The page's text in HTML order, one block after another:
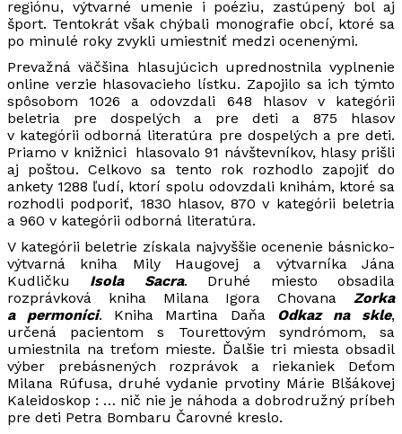
regiónu, výtvarné umenie i poéziu, zastúpený bol aj
šport. Tentokrát však chýbali monografie obcí, ktoré sa
po minulé roky zvykli umiestniť medzi ocenenými.
Prevažná väčšina hlasujúcich uprednostnila vyplnenie
online verzie hlasovacieho lístku. Zapojilo sa ich týmto
spôsobom 1026 a odovzdali 648 hlasov v kategórii
beletria pre dospelých a pre deti a 875 hlasov
v kategórii odborná literatúra pre dospelých a pre deti.
Priamo v knižnici hlasovalo 91 návštevníkov, hlasy prišli
aj poštou. Celkovo sa tento rok rozhodlo zapojiť do
ankety 1288 ľudí, ktorí spolu odovzdali knihám, ktoré sa
rozhodli podporiť, 1830 hlasov, 870 v kategórii beletria
a 960 v kategórii odborná literatúra.
V kategórii beletrie získala najvyššie ocenenie básnicko-
výtvarná kniha Mily Haugovej a výtvarníka Jána
Kudličku Isola Sacra. Druhé miesto obsadila
rozprávková kniha Milana Igora Chovana Zorka
a permoníci. Kniha Martina Daňa Odkaz na skle,
určená pacientom s Tourettovým syndrómom, sa
umiestnila na treťom mieste. Ďalšie tri miesta obsadil
výber prebásnených rozprávok a riekaniek Deťom
Milana Rúfusa, druhé vydanie prvotiny Márie Blšákovej
Kaleidoskop : … nič nie je náhoda a dobrodružný príbeh
pre deti Petra Bombaru Čarovné kreslo.